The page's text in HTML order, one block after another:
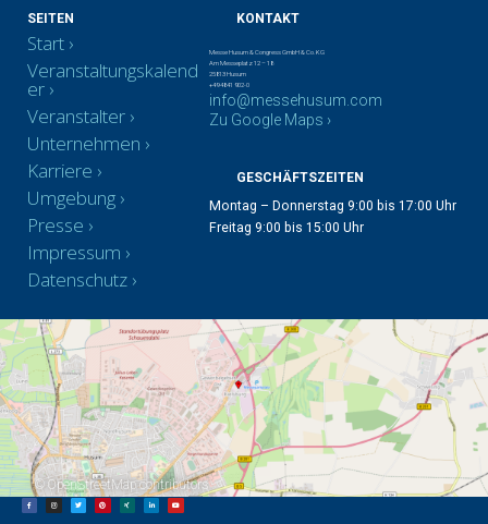
SEITEN
Start
Veranstaltungskalend
er
Veranstalter
Unternehmen
Karriere
Umgebung
Presse
Impressum
Datenschutz
KONTAKT
Messe Husum & Congress GmbH & Co. KG
Am Messeplatz 12 – 18
25813 Husum
+49 4841 902-0
info@messehusum.com
Zu Google Maps ›
GESCHÄFTSZEITEN
Montag – Donnerstag 9:00 bis 17:00 Uhr
Freitag 9:00 bis 15:00 Uhr
© OpenStreetMapcontributors